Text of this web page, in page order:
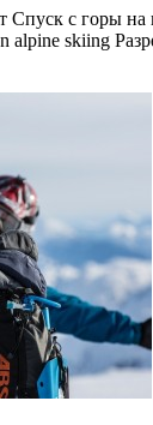
Спуск с горы
alpine skiing